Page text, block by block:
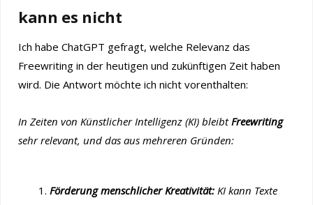
kann es nicht
Ich habe ChatGPT gefragt, welche Relevanz das
Freewriting in der heutigen und zukünftigen Zeit haben
wird. Die Antwort möchte ich nicht vorenthalten:
In Zeiten von Künstlicher Intelligenz (KI) bleibtFreewriting
sehr relevant, und das aus mehreren Gründen:
Förderung menschlicher Kreativität: KI kann Texte